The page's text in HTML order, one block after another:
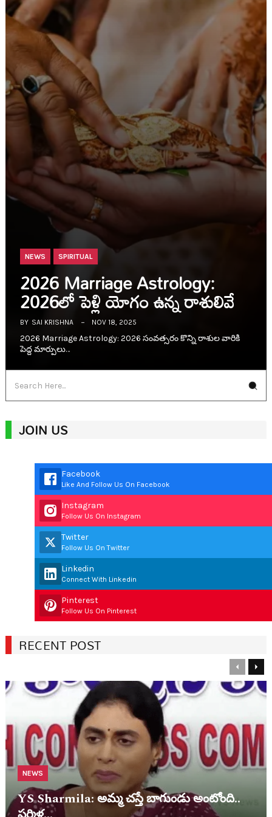
NEWS SPIRITUAL
2026 Marriage Astrology:
2026లో పెళ్లి యోగం ఉన్న రాశులివే
BY SAI KRISHNA NOV 18, 2025
2026 Marriage Astrology: 2026 సంవత్సరం కొన్ని రాశుల వారికి
పెద్ద మార్పులు…
JOIN US
Facebook
Like And Follow Us On Facebook
Instagram
Follow Us On Instagram
Twitter
Follow Us On Twitter
Linkedin
Connect With Linkedin
Pinterest
Follow Us On Pinterest
RECENT POST
Previous
NEWS
YS Sharmila: అమ్మ చ‌స్తే బాగుండు అంటోంది..